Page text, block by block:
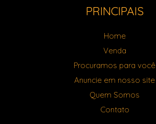
PRINCIPAIS
Home
Venda
Procuramos para você
Anuncie em nosso site
Quem Somos
Contato